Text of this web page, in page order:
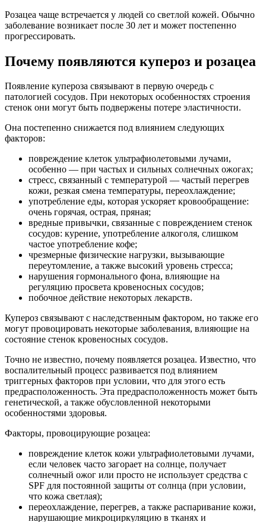
Розацеа чаще встречается у людей со светлой кожей. Обычно
заболевание возникает после 30 лет и может постепенно
прогрессировать.
Почему появляются купероз и розацеа
Появление купероза связывают в первую очередь с
патологией сосудов. При некоторых особенностях строения
стенок они могут быть подвержены потере эластичности.
Она постепенно снижается под влиянием следующих
факторов:
повреждение клеток ультрафиолетовыми лучами,
особенно — при частых и сильных солнечных ожогах;
стресс, связанный с температурой — частый перегрев
кожи, резкая смена температуры, переохлаждение;
употребление еды, которая ускоряет кровообращение:
очень горячая, острая, пряная;
вредные привычки, связанные с повреждением стенок
сосудов: курение, употребление алкоголя, слишком
частое употребление кофе;
чрезмерные физические нагрузки, вызывающие
переутомление, а также высокий уровень стресса;
нарушения гормонального фона, влияющие на
регуляцию просвета кровеносных сосудов;
побочное действие некоторых лекарств.
Купероз связывают с наследственным фактором, но также его
могут провоцировать некоторые заболевания, влияющие на
состояние стенок кровеносных сосудов.
Точно не известно, почему появляется розацеа. Известно, что
воспалительный процесс развивается под влиянием
триггерных факторов при условии, что для этого есть
предрасположенность. Эта предрасположенность может быть
генетической, а также обусловленной некоторыми
особенностями здоровья.
Факторы, провоцирующие розацеа:
повреждение клеток кожи ультрафиолетовыми лучами,
если человек часто загорает на солнце, получает
солнечный ожог или просто не использует средства с
SPF для постоянной защиты от солнца (при условии,
что кожа светлая);
переохлаждение, перегрев, а также распаривание кожи,
нарушающие микроциркуляцию в тканях и